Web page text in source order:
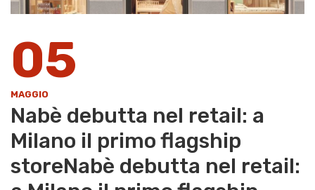
05
MAGGIO
Nabè debutta nel retail: a
Milano il primo flagship
storeNabè debutta nel retail: